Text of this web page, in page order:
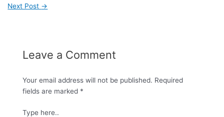
Next Post →
Leave a Comment
Your email address will not be published. Required
fields are marked *
Type here..